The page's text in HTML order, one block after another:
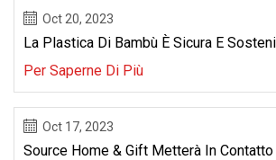
Oct 20, 2023
La Plastica Di Bambù È Sicura E
Per Saperne Di Più
Oct 17, 2023
Source Home & Gift Metterà In